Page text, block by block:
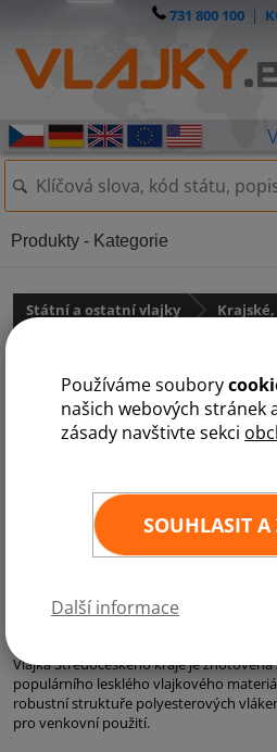
Používáme soubory
našich webových stránek
zásady navštivte sekci
SOUHLASIT A
Další informace
731 800 100 |
Státní a ostatní vlajky
Vlajka
Kategorie:Krajské vlajky
Vlajka Středočeského kraje je
populárního lesklého vlajkového
robustní struktuře polyesterových
pro venkovní použití.
Produkty - Kategorie